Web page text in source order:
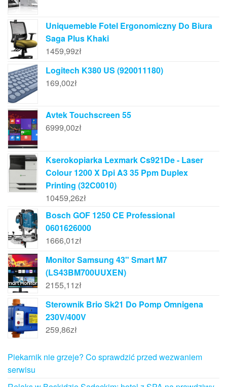
Uniquemeble Fotel Ergonomiczny Do Biura
Saga Plus Khaki
1459,99zł
Logitech K380 US (920011180)
169,00zł
Avtek Touchscreen 55
6999,00zł
Kserokopiarka Lexmark Cs921De - Laser
Colour 1200 X Dpi A3 35 Ppm Duplex
Printing (32C0010)
10459,26zł
Bosch GOF 1250 CE Professional
0601626000
1666,01zł
Monitor Samsung 43" Smart M7
(LS43BM700UUXEN)
2155,11zł
Sterownik Brio Sk21 Do Pomp Omnigena
230V/400V
259,86zł
Piekarnik nie grzeje? Co sprawdzić przed wezwaniem
serwisu